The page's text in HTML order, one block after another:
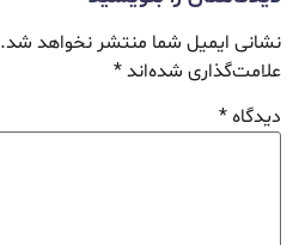
نشانی ایمیل شما منتشر نخواهد شد.
علامت‌گذاری شده‌اند*
دیدگاه*